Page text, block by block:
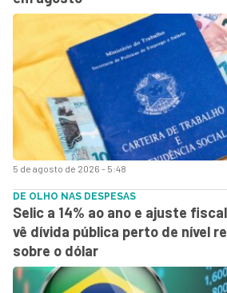
5 de agosto de 2026 - 5:48
DE OLHO NAS DESPESAS
Selic a 14% ao ano e ajuste
vê dívida pública perto de nível
sobre o dólar